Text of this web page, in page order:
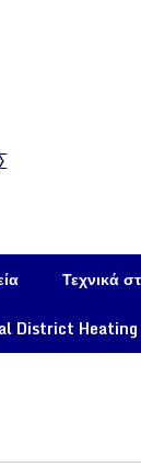
Τεχνικά
District Heating